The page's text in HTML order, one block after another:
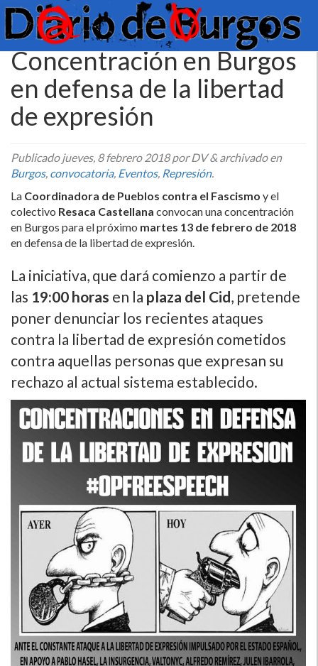
Concentración en Burgos
en defensa de la libertad
de expresión
Publicadojueves, 8 febrero 2018por DV&archivado en
Burgos, convocatoria, Eventos, Represión.
La Coordinadora de Pueblos contra el Fascismo y el
colectivo Resaca Castellana convocan una concentración
en Burgos para el próximo martes 13 de febrero de 2018
en defensa de la libertad de expresión.
La iniciativa, que dará comienzo a partir de
las 19:00 horas en la plaza del Cid, pretende
poner denunciar los recientes ataques
contra la libertad de expresión cometidos
contra aquellas personas que expresan su
rechazo al actual sistema establecido.